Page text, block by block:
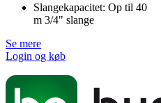
Slangekapacitet: Op til 40
m 3/4" slange
Se mere
Login og køb